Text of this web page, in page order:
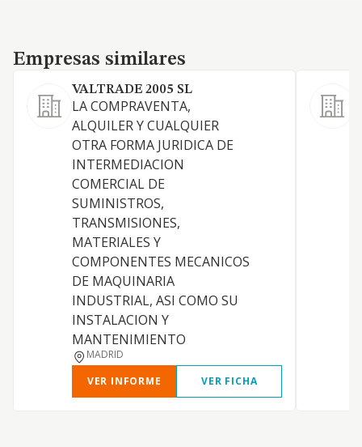
Empresas similares
Empresas similares
VALTRADE 2005 SL
LA COMPRAVENTA,
ALQUILER Y CUALQUIER
OTRA FORMA JURIDICA DE
INTERMEDIACION
COMERCIAL DE
SUMINISTROS,
TRANSMISIONES,
MATERIALES Y
COMPONENTES MECANICOS
DE MAQUINARIA
INDUSTRIAL, ASI COMO SU
INSTALACION Y
MANTENIMIENTO
MADRID
VER INFORME
VER FICHA